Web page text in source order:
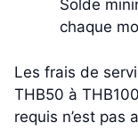
Solde
chaque
Les frais de
THB50 à
requis n’est pas